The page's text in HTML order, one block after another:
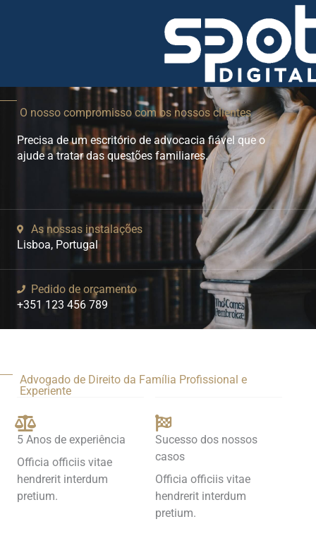
O nosso compromisso com os nossos clientes
Precisa de um escritório de advocacia fiável que o
ajude a tratar das questões familiares.
As nossas instalações
Lisboa, Portugal
Pedido de orçamento
+351 123 456 789
Advogado de Direito da Família Profissional e
Experiente
5 Anos de experiência
Officia officiis vitae
hendrerit interdum
pretium.
Sucesso dos nossos
casos
Officia officiis vitae
hendrerit interdum
pretium.